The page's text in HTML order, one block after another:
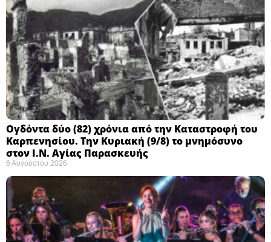
Ογδόντα δύο (82) χρόνια από την Καταστροφή του
Καρπενησίου. Την Κυριακή (9/8) το μνημόσυνο
στον Ι.Ν. Αγίας Παρασκευής
6 Αυγούστου 2026